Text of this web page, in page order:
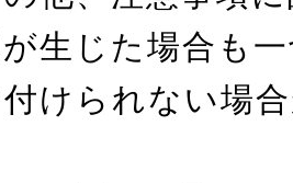
生じた場合も
けられない場